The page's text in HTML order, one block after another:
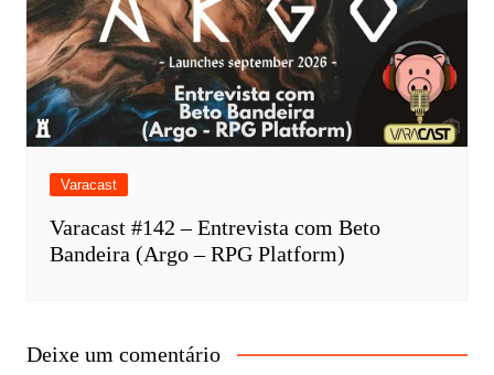
Varacast
Varacast #142 – Entrevista com Beto
Bandeira (Argo – RPG Platform)
Deixe um comentário